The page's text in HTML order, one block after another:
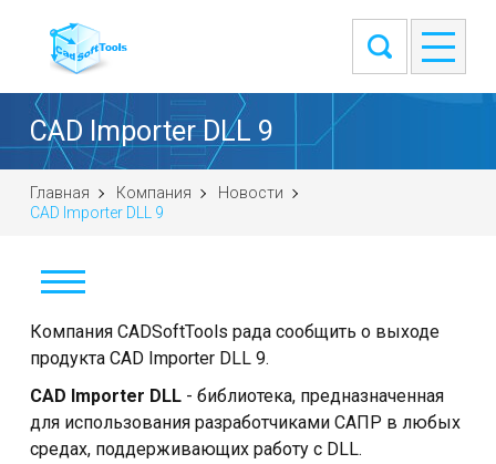
CAD Importer DLL 9
Главная Компания
Новости
CAD Importer DLL 9
Новости
О компании
Компания CADSoftTools рада сообщить о выходе
продукта CAD Importer DLL 9.
CAD Importer DLL - библиотека, предназначенная
для использования разработчиками САПР в любых
средах, поддерживающих работу с DLL.